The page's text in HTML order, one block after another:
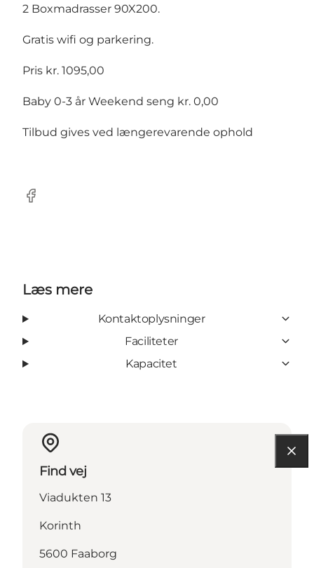
2 Boxmadrasser 90X200.
Gratis wifi og parkering.
Pris kr. 1095,00
Baby 0-3 år Weekend seng kr. 0,00
Tilbud gives ved længerevarende ophold
Facebook
Læs mere
Kontaktoplysninger
Faciliteter
Kapacitet
Find vej
Viadukten 13
Korinth
5600 Faaborg